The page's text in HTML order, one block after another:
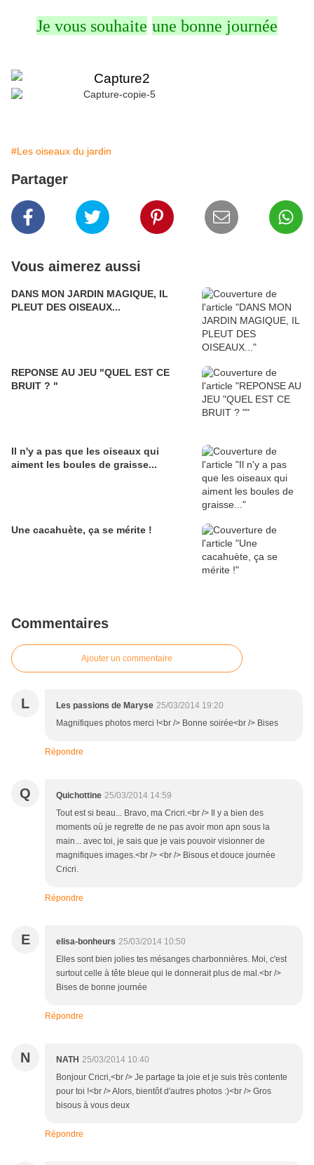
Je vous souhaite une bonne journée
#Les oiseaux du jardin
Partager
Vous aimerez aussi
DANS MON JARDIN MAGIQUE, IL
PLEUT DES OISEAUX...
REPONSE AU JEU "QUEL EST CE
BRUIT ? "
Il n'y a pas que les oiseaux qui
aiment les boules de graisse...
Une cacahuète, ça se mérite !
Commentaires
Ajouter un commentaire
L Les passions de Maryse 25/03/2014 19:20
Magnifiques photos merci !<br /> Bonne soirée<br /> Bises
Répondre
Q Quichottine 25/03/2014 14:59
Tout est si beau... Bravo, ma Cricri.<br /> Il y a bien des
moments où je regrette de ne pas avoir mon apn sous la
main... avec toi, je sais que je vais pouvoir visionner de
magnifiques images.<br /> <br /> Bisous et douce journée
Cricri.
Répondre
E elisa-bonheurs 25/03/2014 10:50
Elles sont bien jolies tes mésanges charbonnières. Moi, c'est
surtout celle à tête bleue qui le donnerait plus de mal.<br />
Bises de bonne journée
Répondre
N NATH 25/03/2014 10:40
Bonjour Cricri,<br /> Je partage ta joie et je suis très contente
pour toi !<br /> Alors, bientôt d'autres photos :)<br /> Gros
bisous à vous deux
Répondre